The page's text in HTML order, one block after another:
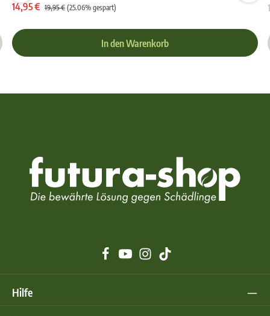
14,95 € 19,95 € (25.06% gespart)
In den Warenkorb
Hilfe